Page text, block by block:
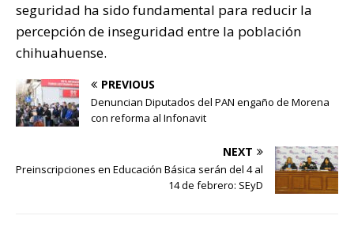
seguridad ha sido fundamental para reducir la
percepción de inseguridad entre la población
chihuahuense.
PREVIOUS
Denuncian Diputados del PAN engaño de Morena
con reforma al Infonavit
NEXT
Preinscripciones en Educación Básica serán del 4 al
14 de febrero: SEyD